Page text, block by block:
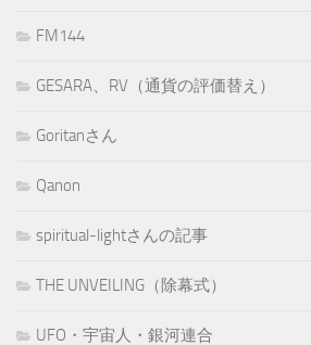
FM144
GESARA、RV（通貨の評価替え）
Goritanさん
Qanon
spiritual-lightさんの記事
THE UNVEILING（除幕式）
UFO・宇宙人・銀河連合